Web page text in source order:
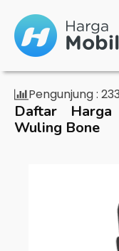
Pengunjung : 233
Daftar
Wuling Bone